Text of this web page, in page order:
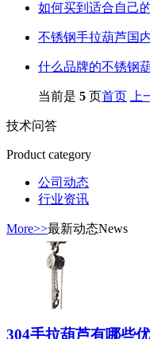
如何买到适合自己
不锈钢手拉葫芦国
什么品牌的不锈钢
当前是 5 页首页 上
技术问答
Product category
公司动态
行业资讯
More>>最新动态News
304手拉葫芦有哪些优